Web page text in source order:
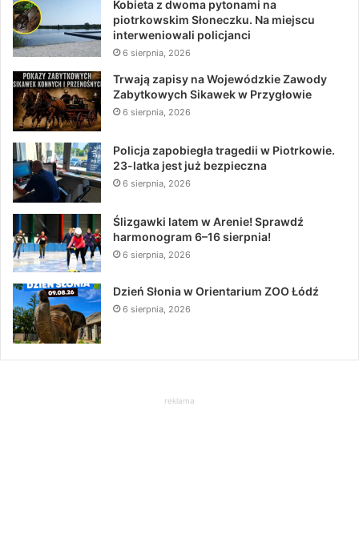
Kobieta z dwoma pytonami na
piotrkowskim Słoneczku. Na miejscu
interweniowali policjanci
6 sierpnia, 2026
Trwają zapisy na Wojewódzkie Zawody
Zabytkowych Sikawek w Przygłowie
6 sierpnia, 2026
Policja zapobiegła tragedii w Piotrkowie.
23-latka jest już bezpieczna
6 sierpnia, 2026
Ślizgawki latem w Arenie! Sprawdź
harmonogram 6–16 sierpnia!
6 sierpnia, 2026
Dzień Słonia w Orientarium ZOO Łódź
6 sierpnia, 2026
reklama